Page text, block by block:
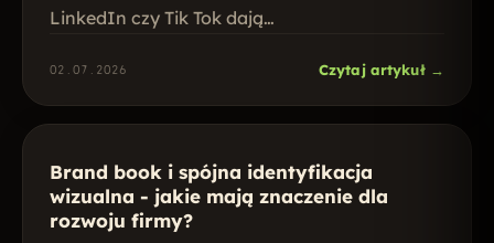
LinkedIn czy Tik Tok dają…
02.07.2026 Czytaj artykuł →
02
Brand book i spójna identyfikacja
wizualna - jakie mają znaczenie dla
rozwoju firmy?